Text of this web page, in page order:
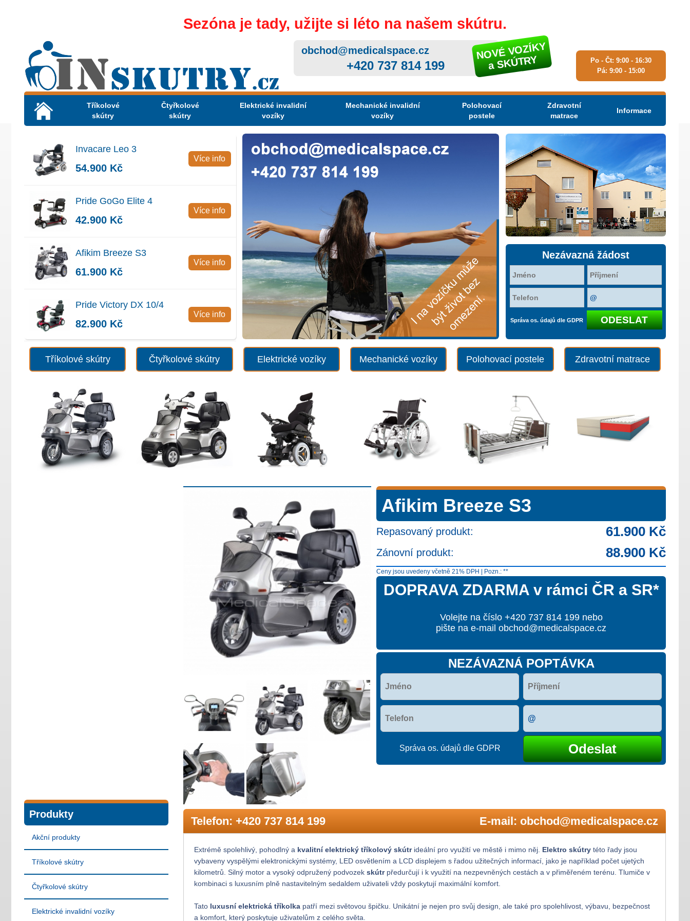
Sezóna je tady, užijte si léto na našem skútru.
obchod@medicalspace.cz
+420 737 814 199
NOVÉ VOZÍKY
a SKÚTRY
Po - Čt: 9:00 - 16:30
Pá: 9:00 - 15:00
Tříkolové
skútry
Čtyřkolové
skútry
Elektrické invalidní
vozíky
Mechanické invalidní
vozíky
Polohovací
postele
Zdravotní
matrace
Informace
Invacare Leo 3
54.900 Kč
Více info
Pride GoGo Elite 4
42.900 Kč
Více info
Afikim Breeze S3
61.900 Kč
Více info
Pride Victory DX 10/4
82.900 Kč
Více info
Nezávazná žádost
Správa os. údajů dle GDPR
Tříkolové skútry Čtyřkolové skútry Elektrické vozíky Mechanické vozíky Polohovací postele Zdravotní matrace
Produkty
Akční produkty
Tříkolové skútry
Čtyřkolové skútry
Elektrické invalidní vozíky
Afikim Breeze S3
Repasovaný produkt: 61.900 Kč
Zánovní produkt: 88.900 Kč
Ceny jsou uvedeny včetně 21% DPH | Pozn.: **
DOPRAVA ZDARMA v rámci ČR a SR*
Volejte na číslo +420 737 814 199 nebo
pište na e-mail obchod@medicalspace.cz
NEZÁVAZNÁ POPTÁVKA
Správa os. údajů dle GDPR
Telefon: +420 737 814 199 E-mail: obchod@medicalspace.cz
Extrémě spolehlivý, pohodlný a kvalitní elektrický tříkolový skútrideální pro využití ve městě i mimo něj. Elektro skútry této řady jsou
vybaveny vyspělými elektronickými systémy, LED osvětlením a LCD displejem s řadou užitečných informací, jako je například počet ujetých
kilometrů. Silný motor a vysoký odpružený podvozek skútrpředurčují i k využití na nezpevněných cestách a v přiměřeném terénu. Tlumiče v
kombinaci s luxusním plně nastavitelným sedaldem uživateli vždy poskytují maximální komfort.
Tato luxusní elektrická tříkolka patří mezi světovou špičku. Unikátní je nejen pro svůj design, ale také pro spolehlivost, výbavu, bezpečnost
a komfort, který poskytuje uživatelům z celého světa.